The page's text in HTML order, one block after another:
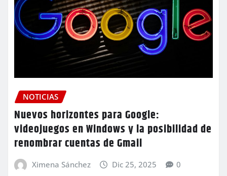
NOTICIAS
Nuevos horizontes para Google:
videojuegos en Windows y la posibilidad de
renombrar cuentas de Gmail
Ximena Sánchez Dic 25, 2025 0